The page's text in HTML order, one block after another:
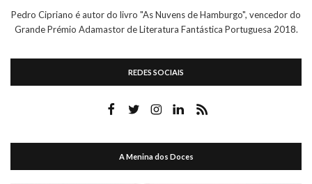
Pedro Cipriano é autor do livro "As Nuvens de Hamburgo", vencedor do
Grande Prémio Adamastor de Literatura Fantástica Portuguesa 2018.
REDES SOCIAIS
A Menina dos Doces